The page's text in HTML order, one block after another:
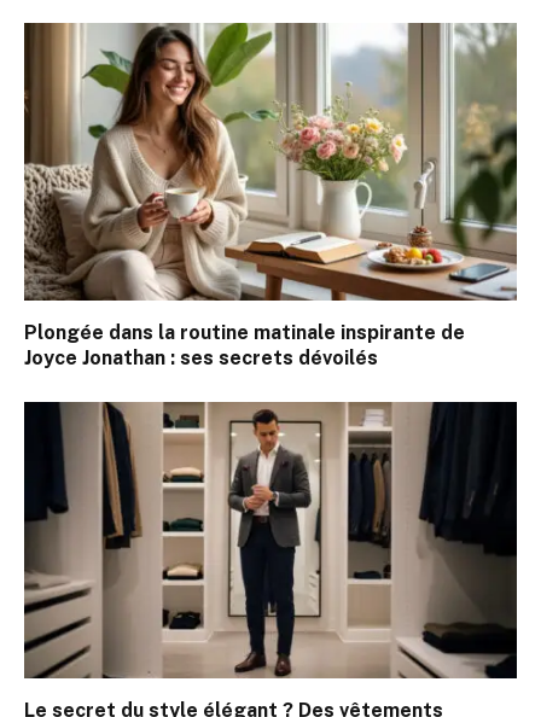
Plongée dans la routine matinale inspirante de
Joyce Jonathan : ses secrets dévoilés
Le secret du style élégant ? Des vêtements